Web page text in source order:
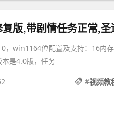
win1164位配置及支持：16内存
是4.0版，任务
#视频教